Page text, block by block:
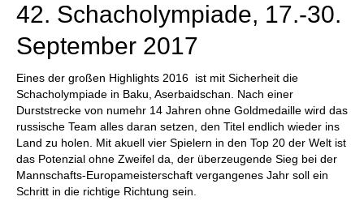
42. Schacholympiade, 17.-30.
September 2017
Eines der großen Highlights 2016 ist mit Sicherheit die
Schacholympiade in Baku, Aserbaidschan. Nach einer
Durststrecke von numehr 14 Jahren ohne Goldmedaille wird das
russische Team alles daran setzen, den Titel endlich wieder ins
Land zu holen. Mit akuell vier Spielern in den Top 20 der Welt ist
das Potenzial ohne Zweifel da, der überzeugende Sieg bei der
Mannschafts-Europameisterschaft vergangenes Jahr soll ein
Schritt in die richtige Richtung sein.